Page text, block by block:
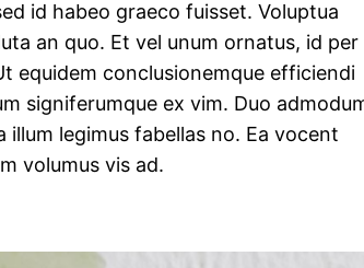
id habeo graeco fuisset. Voluptua
an quo. Et vel unum ornatus, id per
equidem conclusionemque efficiendi
signiferumque ex vim. Duo
illum legimus fabellas no. Ea vocent
volumus vis ad.